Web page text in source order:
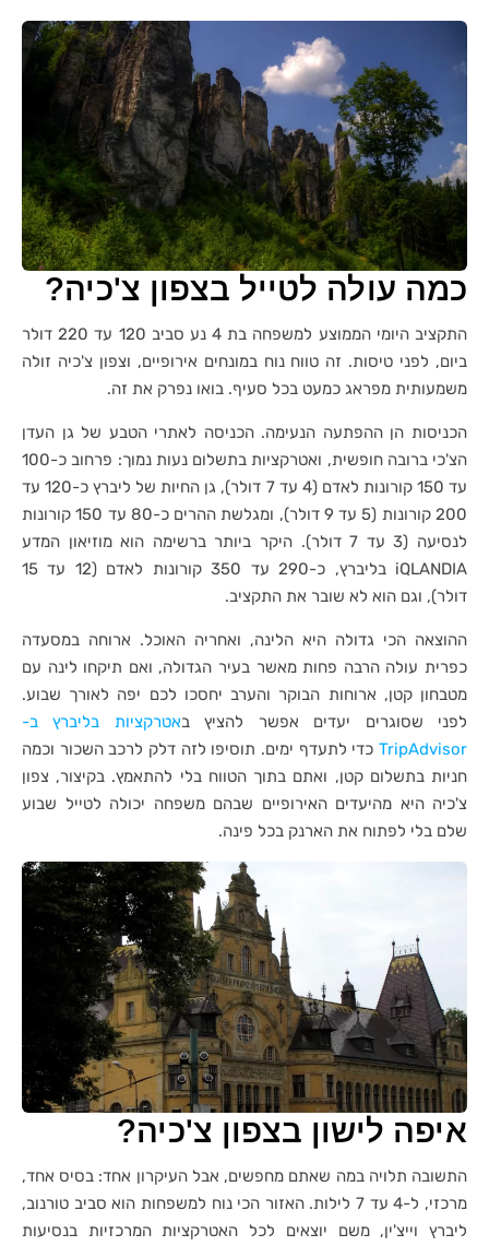
כמה עולה לטייל בצפון צ'כיה?
התקציב היומי הממוצע למשפחה בת 4 נע סביב 120 עד 220 דולר
ביום, לפני טיסות. זה טווח נוח במונחים אירופיים, וצפון צ'כיה זולה
משמעותית מפראג כמעט בכל סעיף. בואו נפרק את זה.
הכניסות הן ההפתעה הנעימה. הכניסה לאתרי הטבע של גן העדן
הצ'כי ברובה חופשית, ואטרקציות בתשלום נעות נמוך: פרחוב כ-100
עד 150 קורונות לאדם (4 עד 7 דולר), גן החיות של ליברץ כ-120 עד
200 קורונות (5 עד 9 דולר), ומגלשת ההרים כ-80 עד 150 קורונות
לנסיעה (3 עד 7 דולר). היקר ביותר ברשימה הוא מוזיאון המדע
iQLANDIA בליברץ, כ-290 עד 350 קורונות לאדם (12 עד 15
דולר), וגם הוא לא שובר את התקציב.
ההוצאה הכי גדולה היא הלינה, ואחריה האוכל. ארוחה במסעדה
כפרית עולה הרבה פחות מאשר בעיר הגדולה, ואם תיקחו לינה עם
מטבחון קטן, ארוחות הבוקר והערב יחסכו לכם יפה לאורך שבוע.
לפני שסוגרים יעדים אפשר להציץ באטרקציות בליברץ ב-
TripAdvisor כדי לתעדף ימים. תוסיפו לזה דלק לרכב השכור וכמה
חניות בתשלום קטן, ואתם בתוך הטווח בלי להתאמץ. בקיצור, צפון
צ'כיה היא מהיעדים האירופיים שבהם משפחה יכולה לטייל שבוע
שלם בלי לפתוח את הארנק בכל פינה.
איפה לישון בצפון צ'כיה?
התשובה תלויה במה שאתם מחפשים, אבל העיקרון אחד: בסיס אחד,
מרכזי, ל-4 עד 7 לילות. האזור הכי נוח למשפחות הוא סביב טורנוב,
ליברץ וייצ'ין, משם יוצאים לכל האטרקציות המרכזיות בנסיעות